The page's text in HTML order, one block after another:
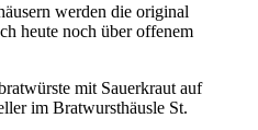
werden die original
heute noch über offenem